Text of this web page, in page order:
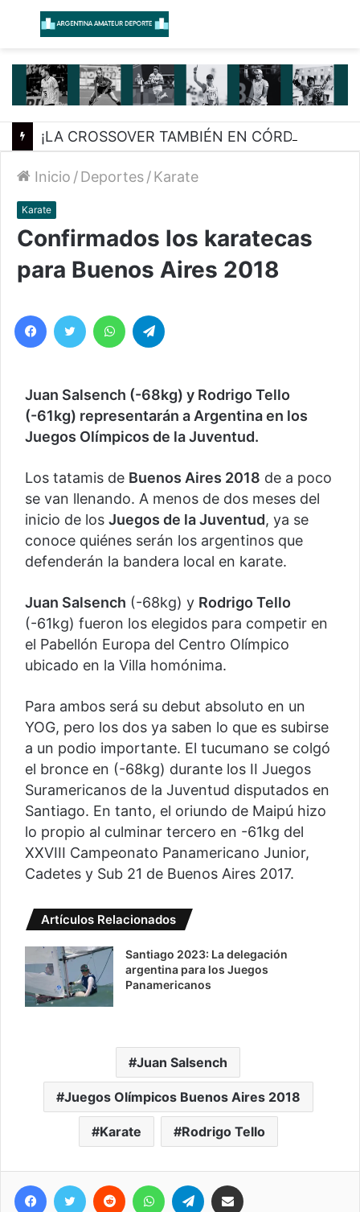
Menú
¡LA CROSSOVER TAMBIÉN EN CÓRDOBA!
Inicio /Deportes/Karate
Karate
Confirmados los karatecas
para Buenos Aires 2018
Juan Salsench (-68kg) y Rodrigo Tello
(-61kg) representarán a Argentina en los
Juegos Olímpicos de la Juventud.
Los tatamis de Buenos Aires 2018 de a poco
se van llenando. A menos de dos meses del
inicio de los Juegos de la Juventud, ya se
conoce quiénes serán los argentinos que
defenderán la bandera local en karate.
Juan Salsench (-68kg) y Rodrigo Tello
(-61kg) fueron los elegidos para competir en
el Pabellón Europa del Centro Olímpico
ubicado en la Villa homónima.
Para ambos será su debut absoluto en un
YOG, pero los dos ya saben lo que es subirse
a un podio importante. El tucumano se colgó
el bronce en (-68kg) durante los II Juegos
Suramericanos de la Juventud disputados en
Santiago. En tanto, el oriundo de Maipú hizo
lo propio al culminar tercero en -61kg del
XXVIII Campeonato Panamericano Junior,
Cadetes y Sub 21 de Buenos Aires 2017.
Artículos Relacionados
Santiago 2023: La delegación
argentina para los Juegos
Panamericanos
Juan Salsench
Juegos Olímpicos Buenos Aires 2018
Karate Rodrigo Tello
Telegram